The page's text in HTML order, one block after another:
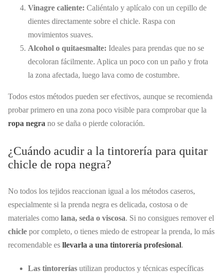
Vinagre caliente: Caliéntalo y aplícalo con un cepillo de
dientes directamente sobre el chicle. Raspa con
movimientos suaves.
Alcohol o quitaesmalte: Ideales para prendas que no se
decoloran fácilmente. Aplica un poco con un paño y frota
la zona afectada, luego lava como de costumbre.
Todos estos métodos pueden ser efectivos, aunque se recomienda
probar primero en una zona poco visible para comprobar que la
ropa negra no se daña o pierde coloración.
¿Cuándo acudir a la tintorería para quitar
chicle de ropa negra?
No todos los tejidos reaccionan igual a los métodos caseros,
especialmente si la prenda negra es delicada, costosa o de
materiales como lana, seda o viscosa. Si no consigues remover el
chicle por completo, o tienes miedo de estropear la prenda, lo más
recomendable es llevarla a una tintorería profesional.
Las tintorerías utilizan productos y técnicas específicas